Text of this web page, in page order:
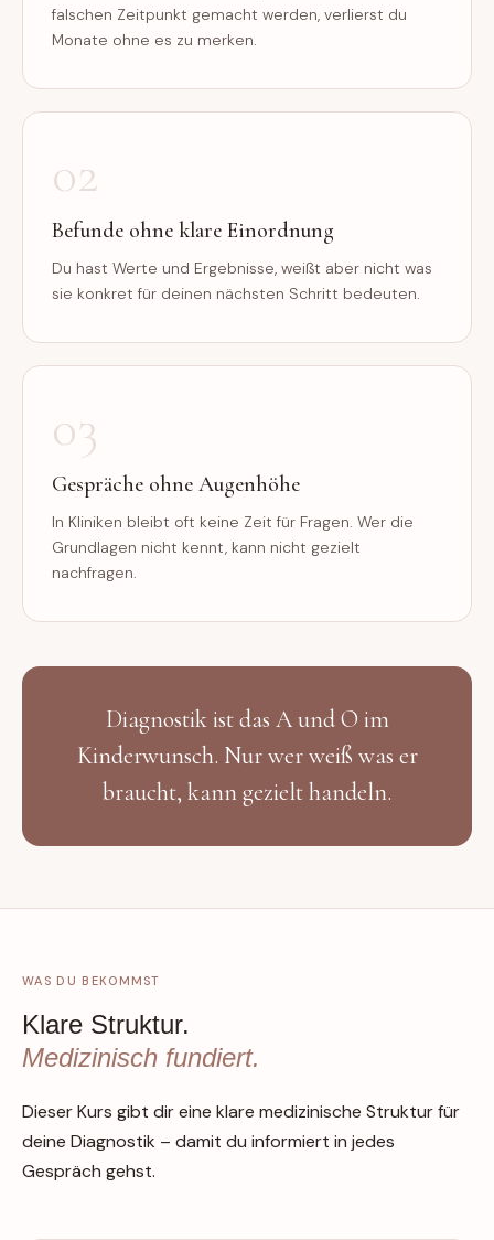
falschen Zeitpunkt gemacht werden, verlierst du
Monate ohne es zu merken.
02
Befunde ohne klare Einordnung
Du hast Werte und Ergebnisse, weißt aber nicht was
sie konkret für deinen nächsten Schritt bedeuten.
03
Gespräche ohne Augenhöhe
In Kliniken bleibt oft keine Zeit für Fragen. Wer die
Grundlagen nicht kennt, kann nicht gezielt
nachfragen.
Diagnostik ist das A und O im
Kinderwunsch. Nur wer weiß was er
braucht, kann gezielt handeln.
WAS DU BEKOMMST
Klare Struktur.
Medizinisch fundiert.
Dieser Kurs gibt dir eine klare medizinische Struktur für
deine Diagnostik – damit du informiert in jedes
Gespräch gehst.